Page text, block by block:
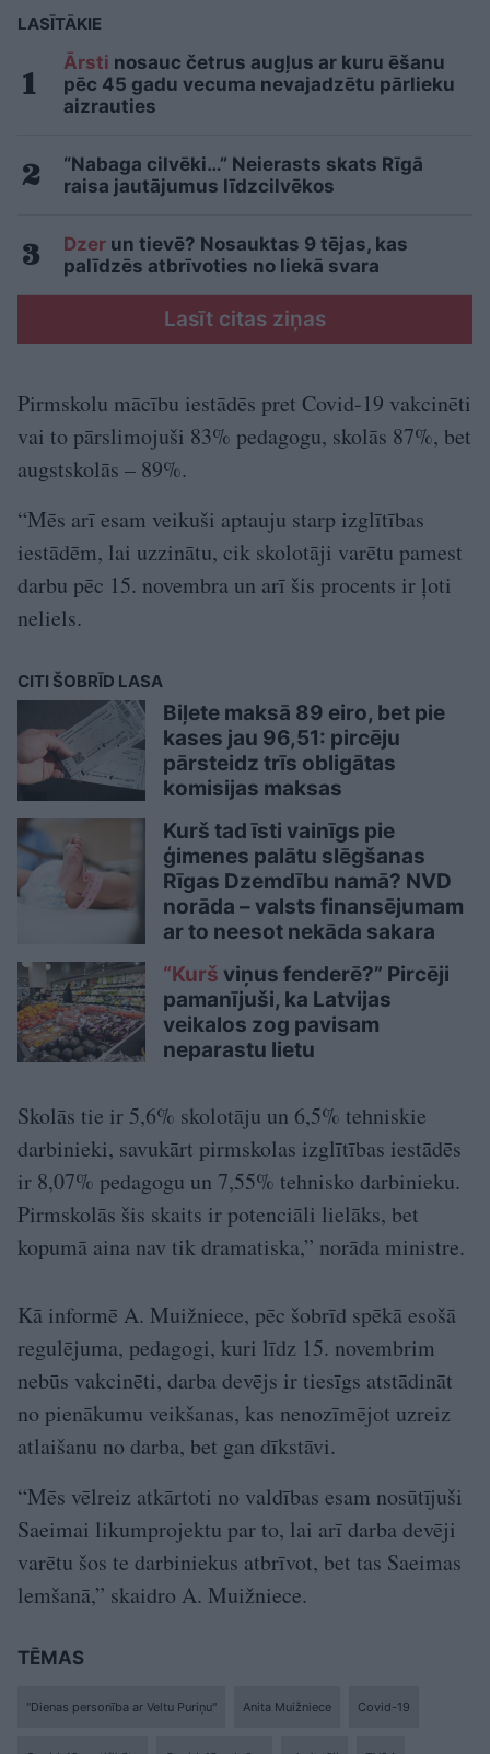
LASĪTĀKIE
Ārsti nosauc četrus augļus ar kuru ēšanu
pēc 45 gadu vecuma nevajadzētu pārlieku
aizrauties
“Nabaga cilvēki…” Neierasts skats Rīgā
raisa jautājumus līdzcilvēkos
Dzer un tievē? Nosauktas 9 tējas, kas
palīdzēs atbrīvoties no liekā svara
Lasīt citas ziņas
Pirmskolu mācību iestādēs pret Covid-19 vakcinēti
vai to pārslimojuši 83% pedagogu, skolās 87%, bet
augstskolās – 89%.
“Mēs arī esam veikuši aptauju starp izglītības
iestādēm, lai uzzinātu, cik skolotāji varētu pamest
darbu pēc 15. novembra un arī šis procents ir ļoti
neliels.
CITI ŠOBRĪD LASA
Biļete maksā 89 eiro, bet pie
kases jau 96,51: pircēju
pārsteidz trīs obligātas
komisijas maksas
Kurš tad īsti vainīgs pie
ģimenes palātu slēgšanas
Rīgas Dzemdību namā? NVD
norāda – valsts finansējumam
ar to neesot nekāda sakara
“Kurš viņus fenderē?” Pircēji
pamanījuši, ka Latvijas
veikalos zog pavisam
neparastu lietu
Skolās tie ir 5,6% skolotāju un 6,5% tehniskie
darbinieki, savukārt pirmskolas izglītības iestādēs
ir 8,07% pedagogu un 7,55% tehnisko darbinieku.
Pirmskolās šis skaits ir potenciāli lielāks, bet
kopumā aina nav tik dramatiska,” norāda ministre.
Kā informē A. Muižniece, pēc šobrīd spēkā esošā
regulējuma, pedagogi, kuri līdz 15. novembrim
nebūs vakcinēti, darba devējs ir tiesīgs atstādināt
no pienākumu veikšanas, kas nenozīmējot uzreiz
atlaišanu no darba, bet gan dīkstāvi.
“Mēs vēlreiz atkārtoti no valdības esam nosūtījuši
Saeimai likumprojektu par to, lai arī darba devēji
varētu šos te darbiniekus atbrīvot, bet tas Saeimas
lemšanā,” skaidro A. Muižniece.
TĒMAS
"Dienas personība ar Veltu Puriņu" Anita Muižniece Covid-19